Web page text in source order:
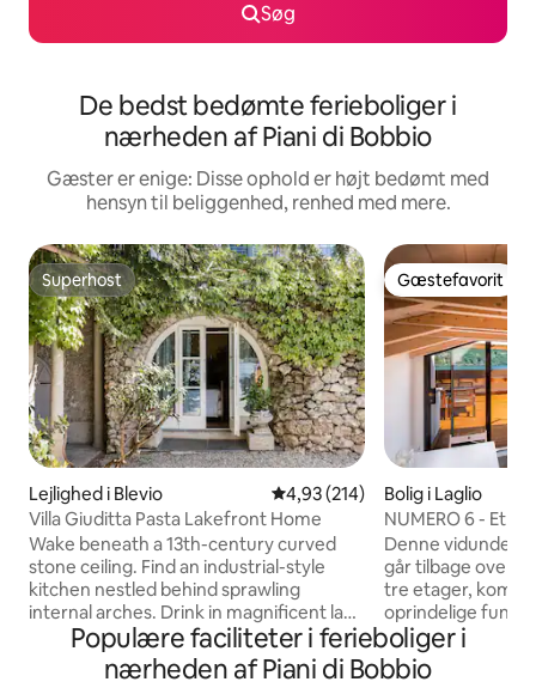
Søg
De bedst bedømte ferieboliger i
nærheden af Piani di Bobbio
Gæster er enige: Disse ophold er højt bedømt med
hensyn til beliggenhed, renhed med mere.
Superhost
Superhost
Lejlighed i Blevio 4,93 ud af 5 i gennemsnitlig
4,93 (214)
Villa Giuditta Pasta Lakefront Home
Wake beneath a 13th-century curved
stone ceiling. Find an industrial-style
kitchen nestled behind sprawling
internal arches. Drink in magnificent lake
and mountain views from a shady
hammock. Step straight into Lake Como
from sunny garden terraces. CIR:
Gæstefavorit
Gæstefavorit
Bolig i Laglio
NUMERO 6 - Et
Comosøen,
Denne
går tilbage over
tre etager,
oprindelige
designede
badeværelser.
foran Comosøen
Populære faciliteter i ferieboliger i
nærheden af Piani di Bobbio